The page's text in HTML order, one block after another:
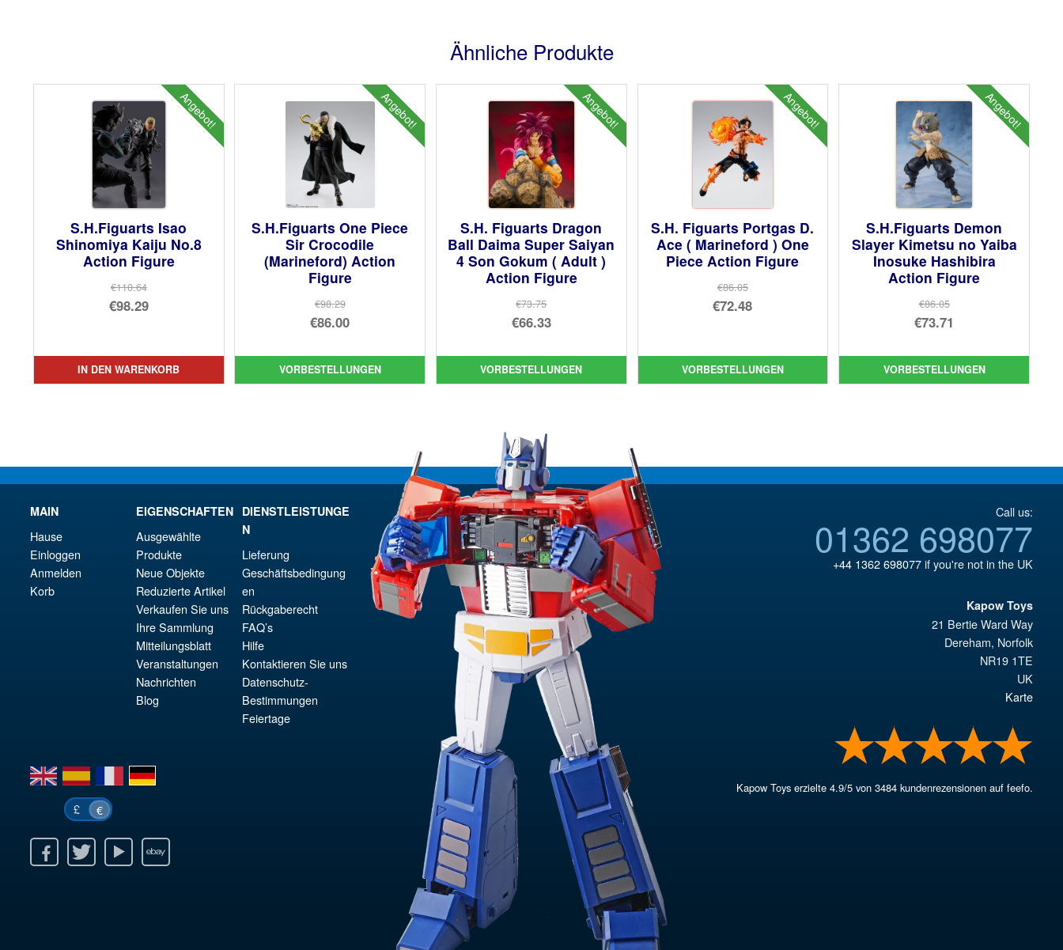
Ähnliche Produkte
Angebot!
S.H.Figuarts Isao
Shinomiya Kaiju No.8
Action Figure
€110.64
Ursprünglicher
€110.64
€98.29
ist:
€98.29.
IN DEN WARENKORB
Angebot!
S.H.Figuarts One Piece
Sir Crocodile
(Marineford) Action
Figure
€98.29
Ursprünglicher
war:
€98.29
€86.00
Preis
ist:
VORBESTELLUNGEN
Angebot!
S.H. Figuarts Dragon
Ball Daima Super Saiyan
4 Son Gokum ( Adult )
Action Figure
€73.75
Ursprünglicher
war:
€73.75
€66.33
Preis
ist:
VORBESTELLUNGEN
Angebot!
S.H. Figuarts Portgas D.
Ace ( Marineford ) One
Piece Action Figure
€86.05
Ursprünglicher
€86.05
€72.48
ist:
€72.48.
VORBESTELLUNGEN
Angebot!
S.H.Figuarts Demon
Slayer Kimetsu no Yaiba
Inosuke Hashibira
Action Figure
€86.05
Ursprünglicher
war:
€86.05
€73.71
Preis
ist:
VORBESTELLUNGEN
MAIN
Hause
Einloggen
Anmelden
Korb
EIGENSCHAFTEN
Ausgewählte
Produkte
Neue Objekte
Reduzierte Artikel
Verkaufen Sie uns
Ihre Sammlung
Mitteilungsblatt
Veranstaltungen
Nachrichten
Blog
DIENSTLEISTUNGE
N
Lieferung
Geschäftsbedingung
en
Rückgaberecht
FAQ’s
Hilfe
Kontaktieren Sie uns
Datenschutz-
Bestimmungen
Feiertage
en es fr de
£ €
Youtube Ebay
Call us:
01362 698077
+44 1362 698077if you're not in the UK
Kapow Toys
21 Bertie Ward Way
Dereham, Norfolk
NR19 1TE
UK
Karte
Kapow Toys erzielte4.9/5 von3484 kundenrezensionen auf feefo.